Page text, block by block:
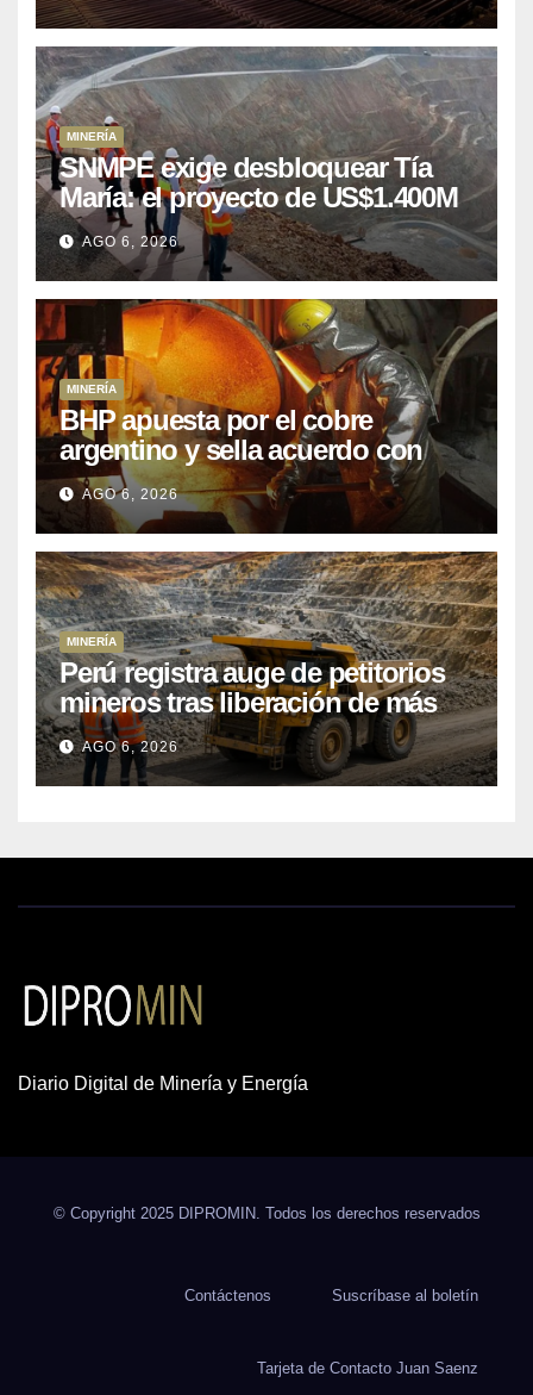
MINERÍA
SNMPE exige desbloquear Tía
María: el proyecto de US$1.400M
que Perú lleva 15 años
posponiendo
AGO 6, 2026
MINERÍA
BHP apuesta por el cobre
argentino y sella acuerdo con
Kobrea para siete proyecto
AGO 6, 2026
MINERÍA
Perú registra auge de petitorios
mineros tras liberación de más
de mil concesiones para explorar
cobre y oro
AGO 6, 2026
Diario Digital de Minería y Energía
© Copyright 2025 DIPROMIN. Todos los derechos reservados
Contáctenos Suscríbase al boletín
Tarjeta de Contacto Juan Saenz